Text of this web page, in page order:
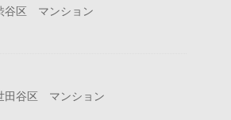
谷区 マンション
田谷区 マンション